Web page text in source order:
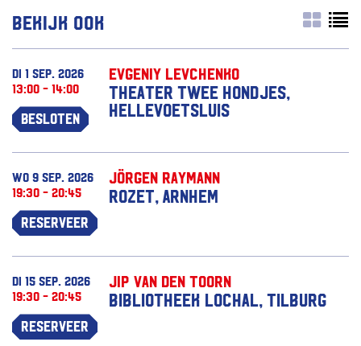
Bekijk ook
Evgeniy Levchenko
Theater Twee Hondjes,
Hellevoetsluis
di 1 sep. 2026
13:00 - 14:00
Besloten
Jörgen Raymann
Rozet, Arnhem
wo 9 sep. 2026
19:30 - 20:45
Reserveer
Jip van den Toorn
Bibliotheek Lochal, Tilburg
di 15 sep. 2026
19:30 - 20:45
Reserveer